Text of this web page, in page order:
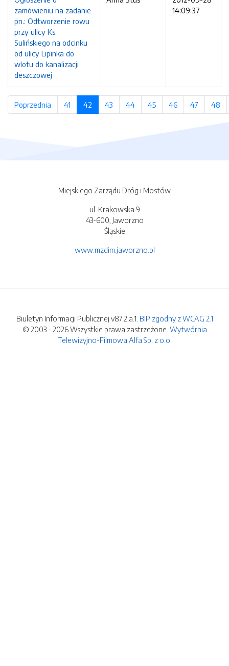
zamówieniu na zadanie
pn.: Odtworzenie rowu
przy ulicy Ks.
Sulińskiego na odcinku
od ulicy Lipinka do
wlotu do kanalizacji
deszczowej
14:09:37
Poprzednia strona
41 strona
42 (bieżąca strona)
43 strona
44 strona
45 strona
46 strona
47 strona
48
Miejskiego Zarządu Dróg i Mostów
ul. Krakowska 9
43-600, Jaworzno
Śląskie
www.mzdim.jaworzno.pl
Biuletyn Informacji Publicznej v87.2.a.1. BIP zgodny z WCAG 2.1
© 2003 - 2026 Wszystkie prawa zastrzeżone. Wytwórnia
Telewizyjno-Filmowa Alfa Sp. z o.o.